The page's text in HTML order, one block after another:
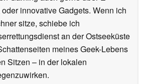
innovative Gadgets. Wenn ich
sitze, schiebe ich
an der Ostseeküste
meines Geek-Lebens
Sitzen – in der lokalen